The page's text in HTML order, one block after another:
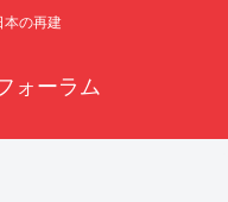
本の再建
ォーラム